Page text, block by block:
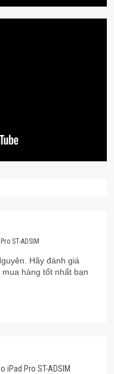
bay và silicon
tại lâu dài. Cùng với
ST-ADSIM
Hãy đánh giá
hàng tốt nhất bạn
iPad Pro ST-ADSIM